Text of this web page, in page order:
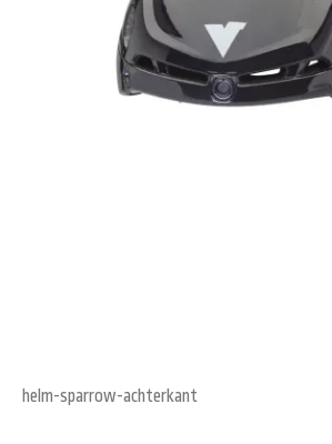
helm-sparrow-achterkant